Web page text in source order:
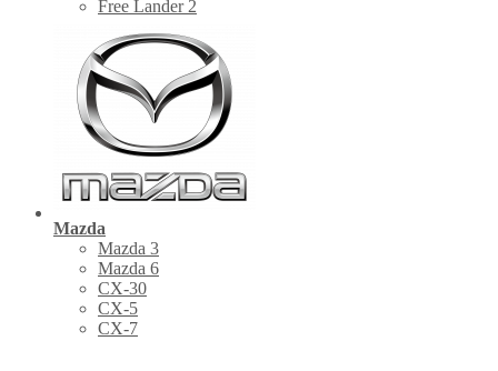
Free Lander 2
Mazda
Mazda 3
Mazda 6
CX-30
СХ-5
CX-7